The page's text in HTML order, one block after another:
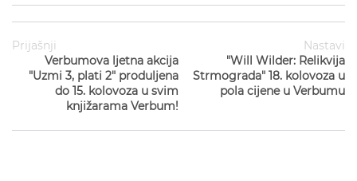
Prijašnji
Verbumova ljetna akcija
"Uzmi 3, plati 2" produljena
do 15. kolovoza u svim
knjižarama Verbum!
Nastavi
"Will Wilder: Relikvija
Strmograda" 18. kolovoza u
pola cijene u Verbumu